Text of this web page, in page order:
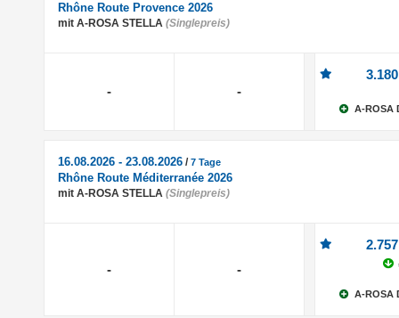
Rhône Route Provence 2026
mit A-ROSA STELLA (Singlepreis)
- -
A-ROSA
16.08.2026 - 23.08.2026 /7 Tage
Rhône Route Méditerranée 2026
mit A-ROSA STELLA (Singlepreis)
- -
A-ROSA